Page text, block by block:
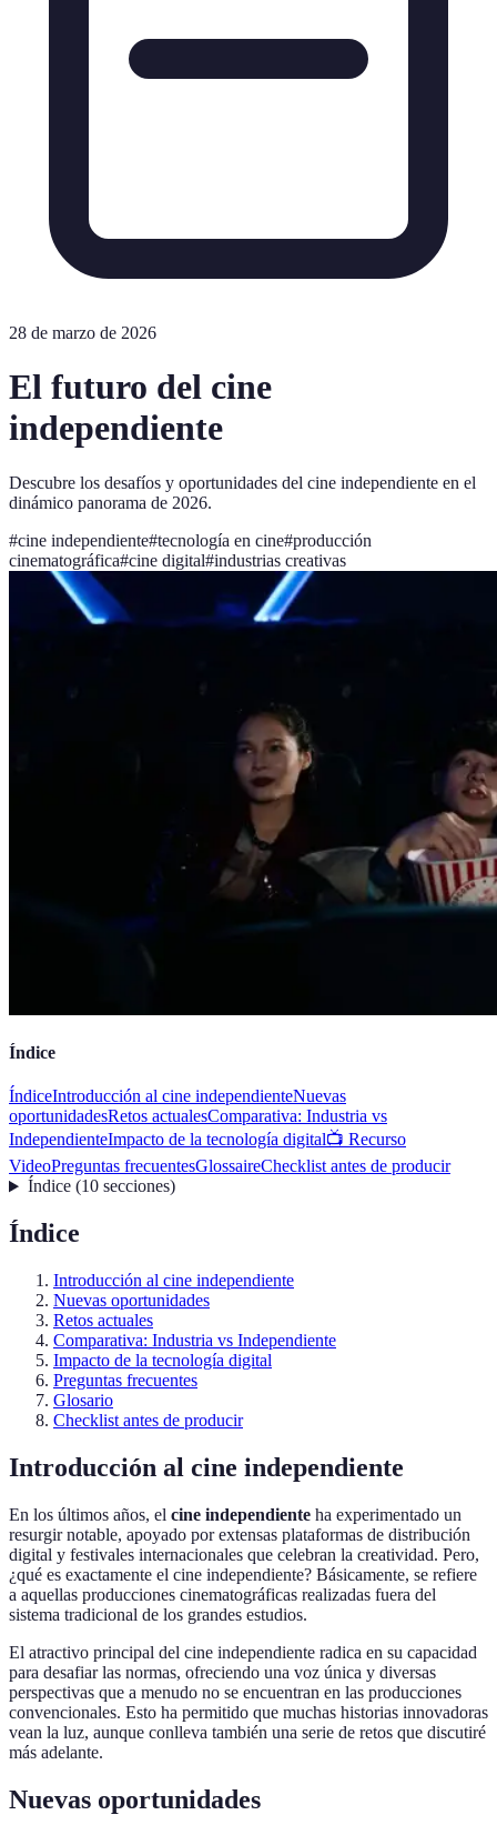
28 de marzo de 2026
El futuro del cine
independiente
Descubre los desafíos y oportunidades del cine independiente en el
dinámico panorama de 2026.
#cine independiente#tecnología en cine#producción
cinematográfica#cine digital#industrias creativas
Índice
ÍndiceIntroducción al cine independienteNuevas
oportunidadesRetos actualesComparativa: Industria vs
IndependienteImpacto de la tecnología digital📺 Recurso
VideoPreguntas frecuentesGlossaireChecklist antes de producir
Índice(10 secciones)
Índice
Introducción al cine independiente
Nuevas oportunidades
Retos actuales
Comparativa: Industria vs Independiente
Impacto de la tecnología digital
Preguntas frecuentes
Glosario
Checklist antes de producir
Introducción al cine independiente
En los últimos años, el cine independiente ha experimentado un
resurgir notable, apoyado por extensas plataformas de distribución
digital y festivales internacionales que celebran la creatividad. Pero,
¿qué es exactamente el cine independiente? Básicamente, se refiere
a aquellas producciones cinematográficas realizadas fuera del
sistema tradicional de los grandes estudios.
El atractivo principal del cine independiente radica en su capacidad
para desafiar las normas, ofreciendo una voz única y diversas
perspectivas que a menudo no se encuentran en las producciones
convencionales. Esto ha permitido que muchas historias innovadoras
vean la luz, aunque conlleva también una serie de retos que discutiré
más adelante.
Nuevas oportunidades